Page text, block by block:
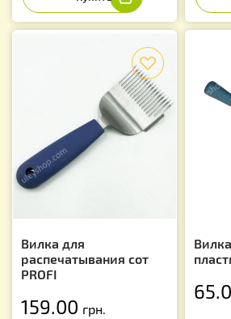
Вилка для
распечатывания сот
PROFI
159.00 грн.